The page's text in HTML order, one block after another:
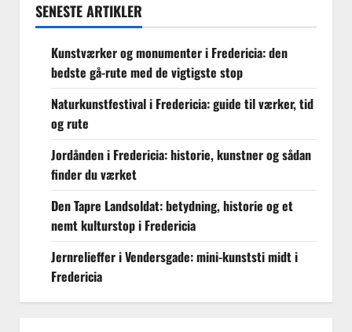
SENESTE ARTIKLER
Kunstværker og monumenter i Fredericia: den
bedste gå-rute med de vigtigste stop
Naturkunstfestival i Fredericia: guide til værker, tid
og rute
Jordånden i Fredericia: historie, kunstner og sådan
finder du værket
Den Tapre Landsoldat: betydning, historie og et
nemt kulturstop i Fredericia
Jernrelieffer i Vendersgade: mini-kunststi midt i
Fredericia